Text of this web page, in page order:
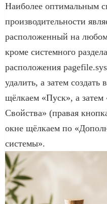
Наиболее оптимальным
производительности
расположенный на любом
кроме системного
расположения
удалить, а затем
щёлкаем «Пуск», а
Свойства» (правая
окне щёлкаем по
системы».